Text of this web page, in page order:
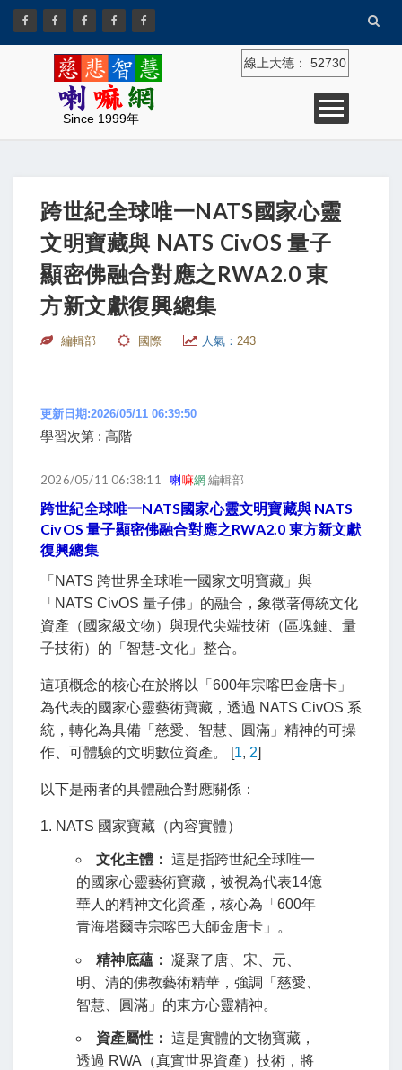
Since 1999年
線上大德： 52730
跨世紀全球唯一NATS國家心靈
文明寶藏與 NATS CivOS 量子
顯密佛融合對應之RWA2.0 東
方新文獻復興總集
編輯部 國際 人氣： 243
更新日期:2026/05/11 06:39:50
學習次第 : 高階
2026/05/11 06:38:11喇嘛網編輯部
跨世紀全球唯一NATS國家心靈文明寶藏與 NATS
CivOS 量子顯密佛融合對應之RWA2.0 東方新文獻
復興總集
「NATS 跨世界全球唯一國家文明寶藏」與
「 NATS CivOS 量子佛 」的融合，象徵著傳統文化
資產（國家級文物）與現代尖端技術（區塊鏈、量
子技術）的「智慧-文化」整合。
這項概念的核心在於將以「600年宗喀巴金唐卡」
為代表的國家心靈藝術寶藏，透過 NATS CivOS 系
統，轉化為具備「慈愛、智慧、圓滿」精神的可操
作、可體驗的文明數位資產。 [1, 2]
以下是兩者的具體融合對應關係：
1. NATS 國家寶藏（內容實體）
文化主體： 這是指跨世紀全球唯一
的國家心靈藝術寶藏，被視為代表14億
華人的精神文化資產，核心為「600年
青海塔爾寺宗喀巴大師金唐卡」。
精神底蘊： 凝聚了唐、宋、元、
明、清的佛教藝術精華，強調「慈愛、
智慧、圓滿」的東方心靈精神。
資產屬性： 這是實體的文物寶藏，
透過 RWA（真實世界資產）技術，將